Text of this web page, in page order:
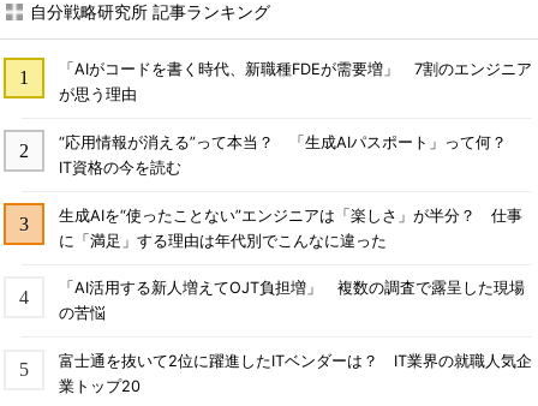
自分戦略研究所 記事ランキング
「AIがコードを書く時代、新職種FDEが需要増」 7割のエンジニア
が思う理由
“応用情報が消える”って本当？ 「生成AIパスポート」って何？
IT資格の今を読む
生成AIを“使ったことない”エンジニアは「楽しさ」が半分？ 仕事
に「満足」する理由は年代別でこんなに違った
「AI活用する新人増えてOJT負担増」 複数の調査で露呈した現場
の苦悩
富士通を抜いて2位に躍進したITベンダーは？ IT業界の就職人気企
業トップ20